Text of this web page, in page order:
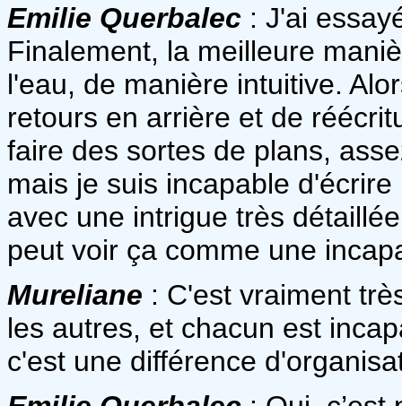
Emilie Querbalec : J'ai
Finalement, la meilleure
l'eau, de manière intuitive.
retours en arrière et de
faire des sortes de plans,
mais je suis incapable
avec une intrigue très
peut voir ça comme une
Mureliane : C'est vraiment
les autres, et chacun est
c'est une différence